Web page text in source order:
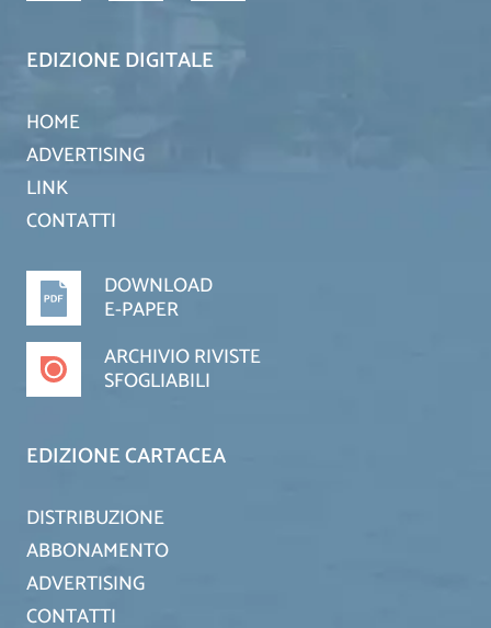
EDIZIONE DIGITALE
HOME
ADVERTISING
LINK
CONTATTI
DOWNLOAD
E-PAPER
ARCHIVIO RIVISTE
SFOGLIABILI
EDIZIONE CARTACEA
DISTRIBUZIONE
ABBONAMENTO
ADVERTISING
CONTATTI